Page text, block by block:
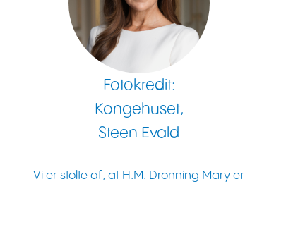
Fotokredit:
Kongehuset,
Steen Evald
Vi er stolte af, at H.M. Dronning Mary er